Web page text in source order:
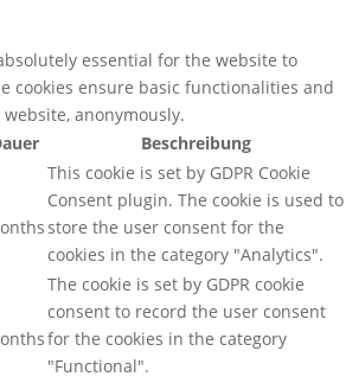
essential for the website to
cookies ensure basic functionalities and
anonymously.
Beschreibung
This cookie is set by GDPR Cookie
Consent plugin. The cookie is used to
store the user consent for the
cookies in the category "Analytics".
The cookie is set by GDPR cookie
consent to record the user consent
for the cookies in the category
"Functional".